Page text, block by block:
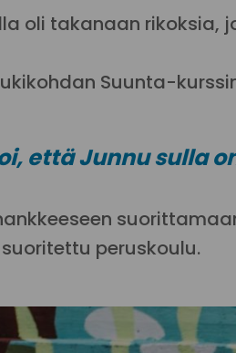
oli takanaan
Suunta-
että Junnu sulla
peruskoulu.